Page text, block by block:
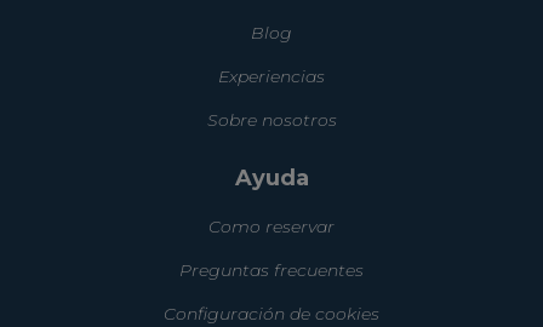
Blog
Experiencias
Sobre nosotros
Ayuda
Como reservar
Preguntas frecuentes
Configuración de cookies